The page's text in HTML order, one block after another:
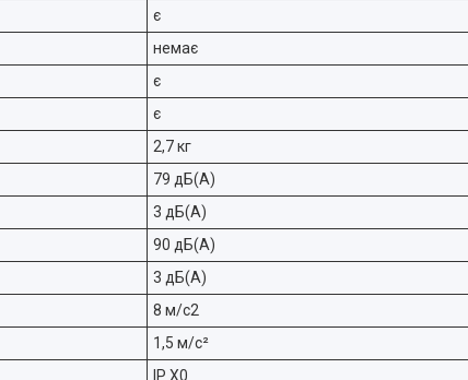
є
немає
є
є
2,7 кг
79 дБ(А)
3 дБ(A)
90 дБ(А)
3 дБ(A)
8 м/с2
1,5 м/с²
IP X0